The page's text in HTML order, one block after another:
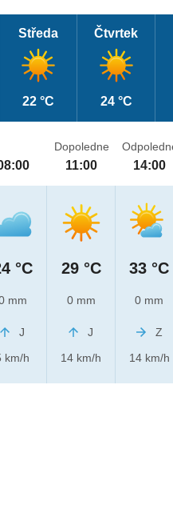
Středa
22 °C
Čtvrtek
24 °C
°C
mm
J
km/h
Dopoledne
11:00
29 °C
0 mm
J
14 km/h
14:00
33 °C
0 mm
Z
14 km/h